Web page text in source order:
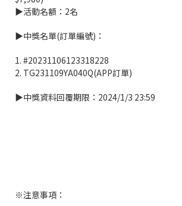
▶活動名額：2名
▶中獎名單(訂單編號)：
1. #20231106123318228
2. TG231109YA040Q(APP訂單)
▶中獎資料回覆期限：2024/1/3 23:59
※注意事項：